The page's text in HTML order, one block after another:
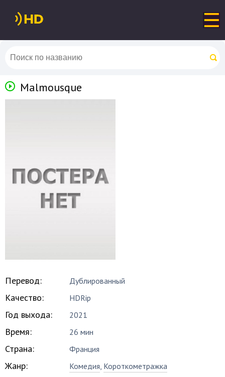
Malmousque
Перевод: Дублированный
Качество: HDRip
Год выхода: 2021
Время: 26 мин
Страна: Франция
Жанр: Комедия, Короткометражка